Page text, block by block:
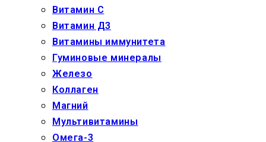
Витамин С
Витамин Д3
Витамины иммунитета
Гуминовые минералы
Железо
Коллаген
Магний
Мультивитамины
Омега-3